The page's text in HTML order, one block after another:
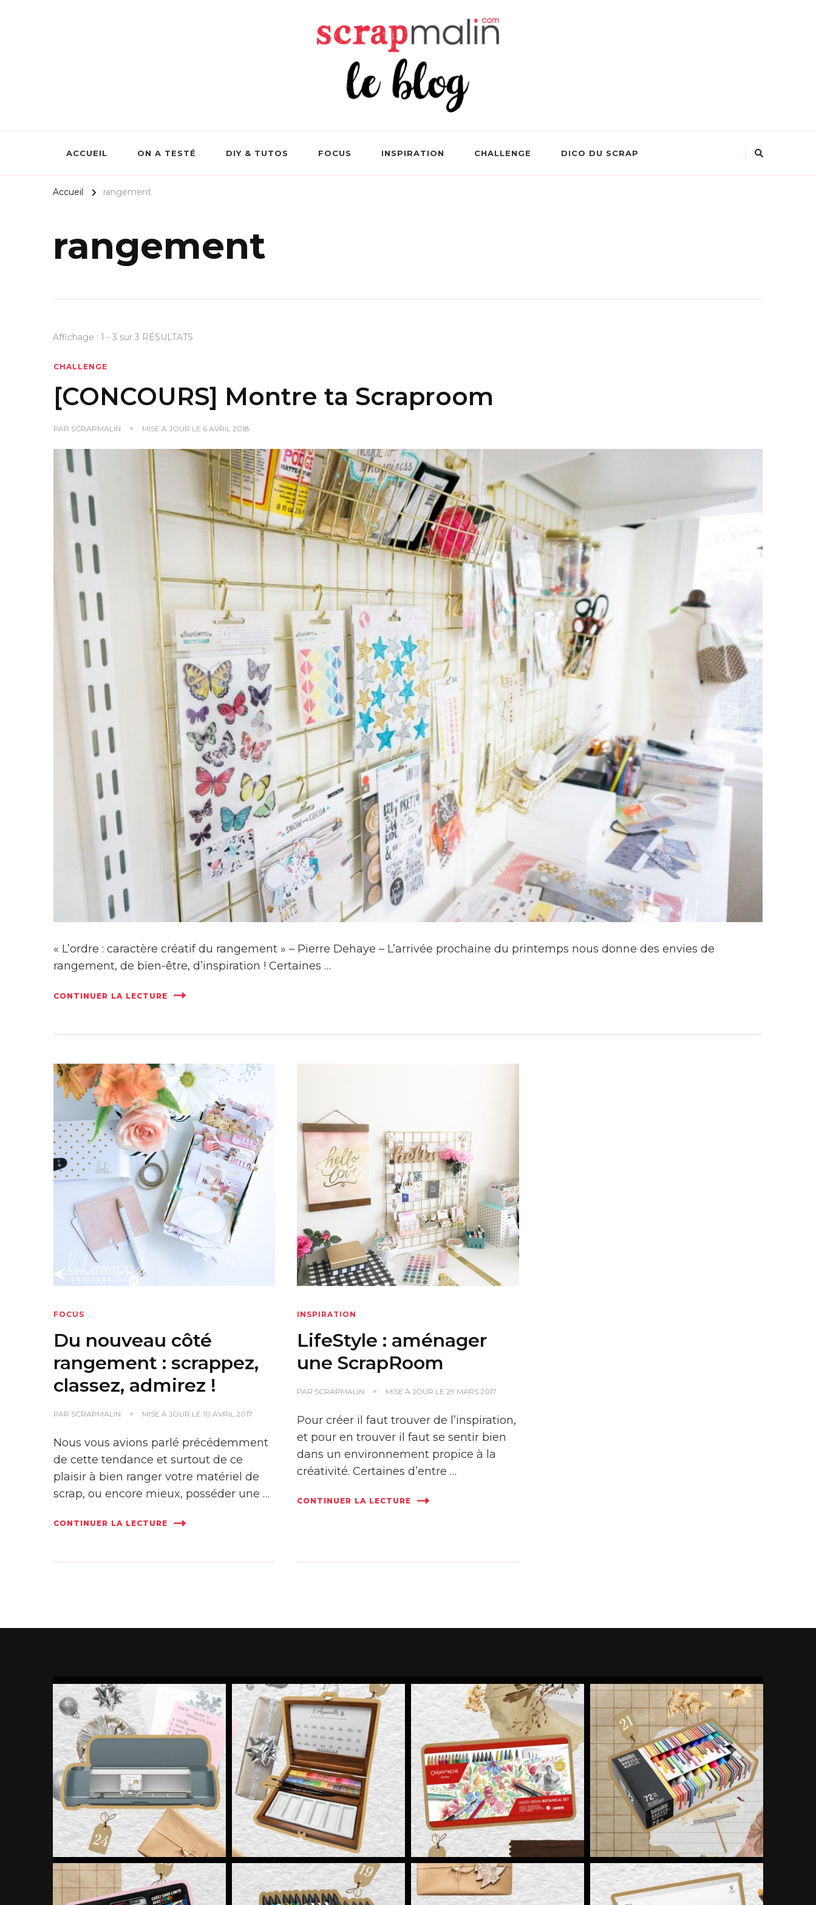
ACCUEIL ON A TESTÉ DIY & TUTOS FOCUS INSPIRATION CHALLENGE DICO DU SCRAP
Accueil rangement
rangement
Affichage : 1 - 3 sur 3 RÉSULTATS
CHALLENGE
[CONCOURS] Montre ta Scraproom
PAR SCRAPMALIN MISE À JOUR LE 6 AVRIL 2018
« L’ordre : caractère créatif du rangement » – Pierre Dehaye – L’arrivée prochaine du printemps nous donne des envies de
rangement, de bien-être, d’inspiration ! Certaines …
CONTINUER LA LECTURE
FOCUS
Du nouveau côté
rangement : scrappez,
classez, admirez !
PAR SCRAPMALIN MISE À JOUR LE 10 AVRIL 2017
Nous vous avions parlé précédemment
de cette tendance et surtout de ce
plaisir à bien ranger votre matériel de
scrap, ou encore mieux, posséder une …
CONTINUER LA LECTURE
INSPIRATION
LifeStyle : aménager
une ScrapRoom
PAR SCRAPMALIN MISE À JOUR LE29 MARS 2017
Pour créer il faut trouver de l’inspiration,
et pour en trouver il faut se sentir bien
dans un environnement propice à la
créativité. Certaines d’entre …
CONTINUER LA LECTURE